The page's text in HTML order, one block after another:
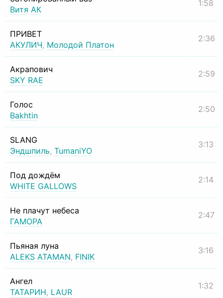
Витя АК
1:58
ПРИВЕТ
АКУЛИЧ, Молодой Платон
2:36
Акрапович
SKY RAE
2:59
Голос
Bakhtin
2:50
SLANG
Эндшпиль, TumaniYO
3:13
Под дождём
WHITE GALLOWS
2:14
Не плачут небеса
ГАМОРА
2:47
Пьяная луна
ALEKS ATAMAN, FINIK
3:16
Ангел
ТАТАРИН, LAUR
1:32